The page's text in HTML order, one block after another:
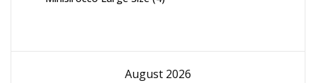
August 2026